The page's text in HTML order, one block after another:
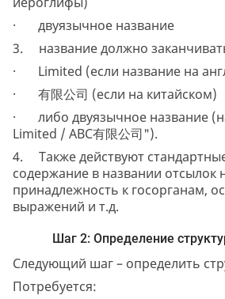
· двуязычное название
3. название должно
· Limited (если название на
· 有限公司 (если на китайском)
· либо двуязычное название
Limited / ABC有限公司").
4. Также действуют
содержание в названии отсылок
принадлежность к госорганам,
выражений и т.д.
Шаг 2: Определение
Следующий шаг – определить
Потребуется: